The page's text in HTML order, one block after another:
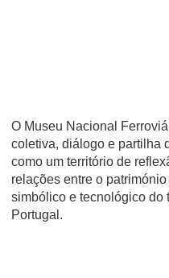
O Museu Nacional
coletiva, diálogo e partilha
como um território de
relações entre o
simbólico e tecnológico do
Portugal.